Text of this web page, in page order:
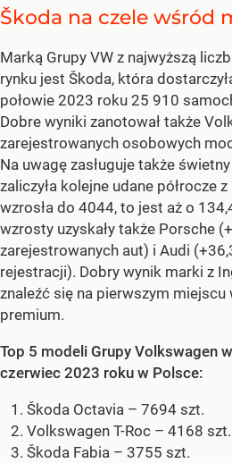
Škoda na czele wśród
Marką Grupy VW z najwyższą
rynku jest Škoda, która
połowie 2023 roku 25 910
Dobre wyniki zanotował także
zarejestrowanych osobowych
Na uwagę zasługuje także
zaliczyła kolejne udane półrocze
wzrosła do 4044, to jest aż o
wzrosty uzyskały także Porsche
zarejestrowanych aut) i Audi
rejestracji). Dobry wynik marki z
znaleźć się na pierwszym miejscu
premium.
Top 5 modeli Grupy Volkswagen
czerwiec 2023 roku w Polsce:
Škoda Octavia – 7694 szt.
Volkswagen T-Roc – 4168 szt.
Škoda Fabia – 3755 szt.